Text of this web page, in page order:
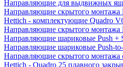
Направляющие для выдвижных
Направляющие скрытого монтажа
Hettich - комплектующие Quadro
Направляющие скрытого монтажа
Направляющие шариковые Push +
Направляющие шариковые Push-
Направляющие скрытого монтажа
Hettich - Quadro 25 плавного